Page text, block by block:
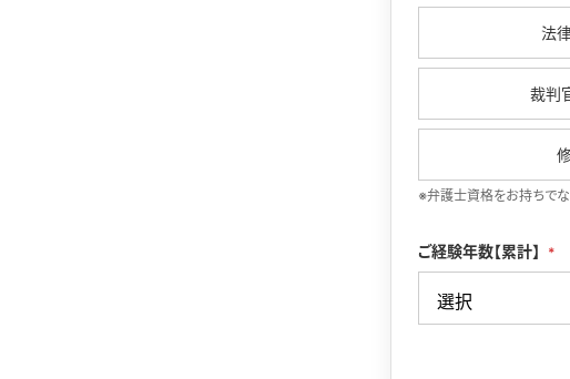
法
裁判
※弁護士資格をお持ちでな
ご経験年数【累計】 *